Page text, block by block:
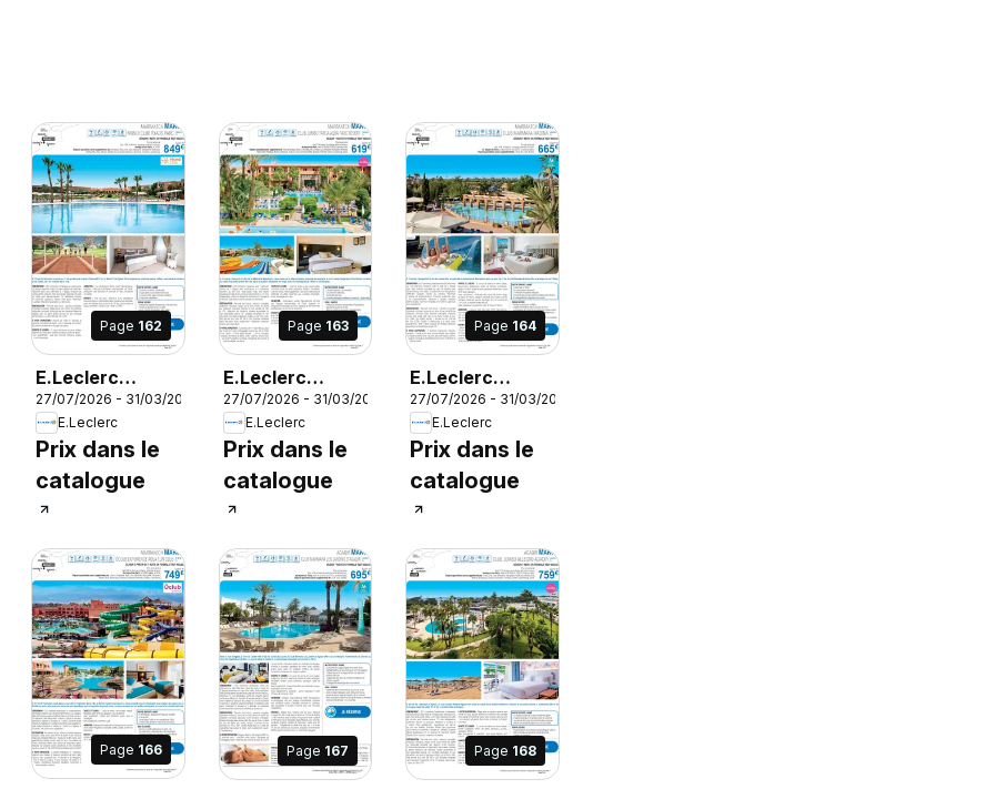
Page 162
E.Leclerc
Voyages AH
2026/2027
27/07/2026 - 31/03/2027
E.Leclerc
Prix dans le
catalogue
Page 163
E.Leclerc
Voyages AH
2026/2027
27/07/2026 - 31/03/2027
E.Leclerc
Prix dans le
catalogue
Page 164
E.Leclerc
Voyages AH
2026/2027
27/07/2026 - 31/03/2027
E.Leclerc
Prix dans le
catalogue
Page 166 Page 167 Page 168